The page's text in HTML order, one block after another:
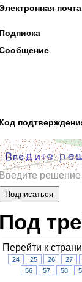
почта
Подписка
Код
Введите
Под
Перейти к
24
25 26 27
56
57 58